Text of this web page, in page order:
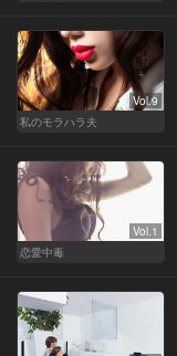
Vol.9
私のモラハラ夫
Vol.1
恋愛中毒